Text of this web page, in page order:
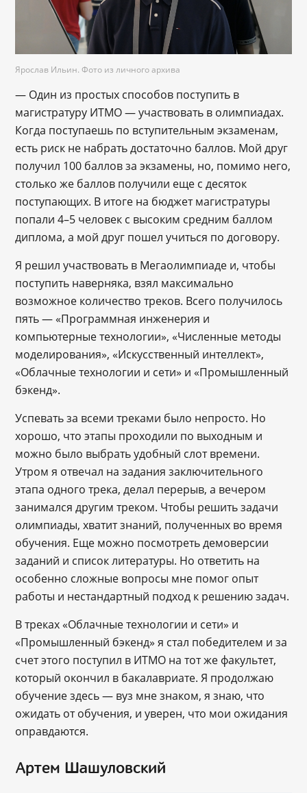
Ярослав Ильин. Фото из личного архива
— Один из простых способов поступить в
магистратуру ИТМО — участвовать в олимпиадах.
Когда поступаешь по вступительным экзаменам,
есть риск не набрать достаточно баллов. Мой друг
получил 100 баллов за экзамены, но, помимо него,
столько же баллов получили еще с десяток
поступающих. В итоге на бюджет магистратуры
попали 4–5 человек с высоким средним баллом
диплома, а мой друг пошел учиться по договору.
Я решил участвовать в Мегаолимпиаде и, чтобы
поступить наверняка, взял максимально
возможное количество треков. Всего получилось
пять — «Программная инженерия и
компьютерные технологии», «Численные методы
моделирования», «Искусственный интеллект»,
«Облачные технологии и сети» и «Промышленный
бэкенд».
Успевать за всеми треками было непросто. Но
хорошо, что этапы проходили по выходным и
можно было выбрать удобный слот времени.
Утром я отвечал на задания заключительного
этапа одного трека, делал перерыв, а вечером
занимался другим треком. Чтобы решить задачи
олимпиады, хватит знаний, полученных во время
обучения. Еще можно посмотреть демоверсии
заданий и список литературы. Но ответить на
особенно сложные вопросы мне помог опыт
работы и нестандартный подход к решению задач.
В треках «Облачные технологии и сети» и
«Промышленный бэкенд» я стал победителем и за
счет этого поступил в ИТМО на тот же факультет,
который окончил в бакалавриате. Я продолжаю
обучение здесь — вуз мне знаком, я знаю, что
ожидать от обучения, и уверен, что мои ожидания
оправдаются.
Артем Шашуловский